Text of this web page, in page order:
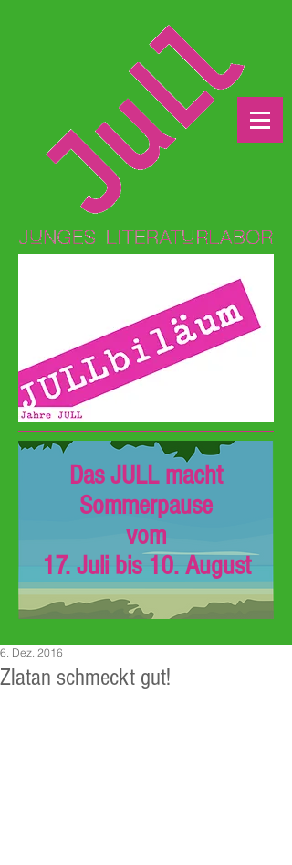
Das JULL macht
Sommerpause
vom
17. Juli bis 10. August
Zlatan schmeckt gut!
6. Dez. 2016